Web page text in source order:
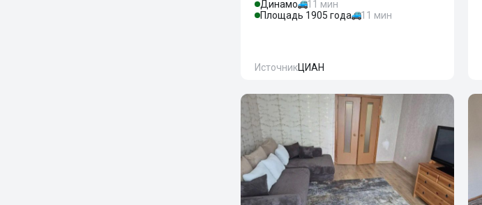
Динамо
11 мин
Площадь 1905 года
11 мин
ИсточникЦИАН